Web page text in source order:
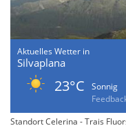
Aktuelles Wetter in
Silvaplana
23°C
Sonnig
Standort Celerina - Trais